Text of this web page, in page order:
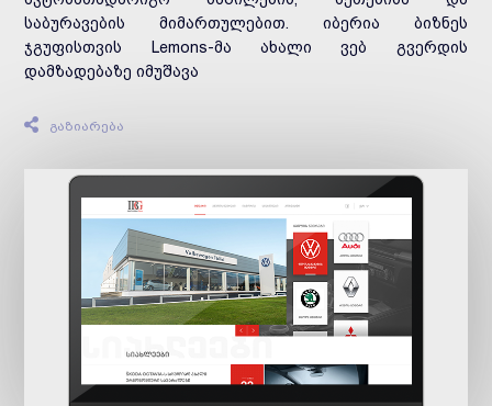
საბურავების მიმართულებით. იბერია ბიზნეს
ჯგუფისთვის Lemons-მა ახალი ვებ გვერდის
დამზადებაზე იმუშავა
გაზიარება